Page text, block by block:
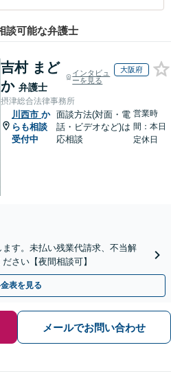
談可能な弁護士
吉村 まど
か 弁護士
インタビュ
ーを見る
大阪府
摂津総合法律事務所
川西市 か
らも相談
受付中
面談方法(対面・電
話・ビデオなど)は
応相談
営業時
間：本日
定休日
す。未払い残業代請求、不当解
さい【夜間相談可】
表を見る
メールでお問い合わせ